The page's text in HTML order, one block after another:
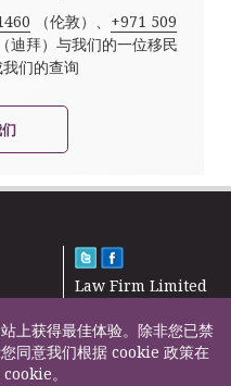
（伦敦）、 +971 509
（迪拜）与我们的一位移民
们的查询
Law Firm Limited
上获得最佳体验。除非您已禁
同意我们根据 cookie 政策在
。